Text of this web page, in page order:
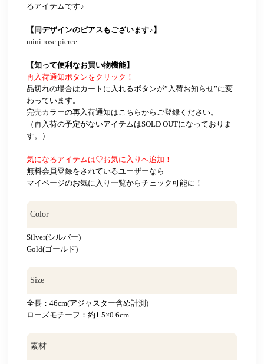
るアイテムです♪
【同デザインのピアスもございます♪】
mini rose pierce
【知って便利なお買い物機能】
再入荷通知ボタンをクリック！
品切れの場合はカートに入れるボタンが”入荷お知らせ”に変
わっています。
完売カラーの再入荷通知はこちらからご登録ください。
（再入荷の予定がないアイテムはSOLD OUTになっておりま
す。）
気になるアイテムは♡お気に入りへ追加！
無料会員登録をされているユーザーなら
マイページのお気に入り一覧からチェック可能に！
Color
Silver(シルバー)
Gold(ゴールド)
Size
全長：46cm(アジャスター含め計測)
ローズモチーフ：約1.5×0.6cm
素材